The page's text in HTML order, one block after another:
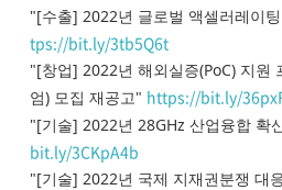
"[수출] 2022년 글로벌 액셀러레이
tps://bit.ly/3tb5Q6t
"[창업] 2022년 해외실증(PoC) 지원
엄) 모집 재공고" https://bit.ly/
"[기술] 2022년 28GHz 산업융합 확
bit.ly/3CKpA4b
"[기술] 2022년 국제 지재권분쟁 대